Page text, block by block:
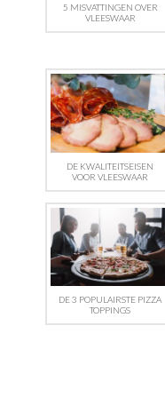
5 MISVATTINGEN OVER
VLEESWAAR
DE KWALITEITSEISEN
VOOR VLEESWAAR
DE 3 POPULAIRSTE PIZZA
TOPPINGS